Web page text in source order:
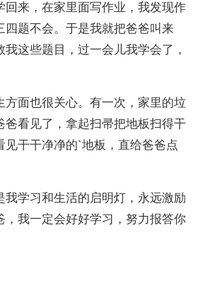
来，在家里面写作业，我发现作
四题不会。于是我就把爸爸叫来
这些题目，过一会儿我学会了，
面也很关心。有一次，家里的垃
爸看见了，拿起扫帚把地板扫得干
见干干净净的`地板，直给爸爸点
学习和生活的启明灯，永远激励
，我一定会好好学习，努力报答你